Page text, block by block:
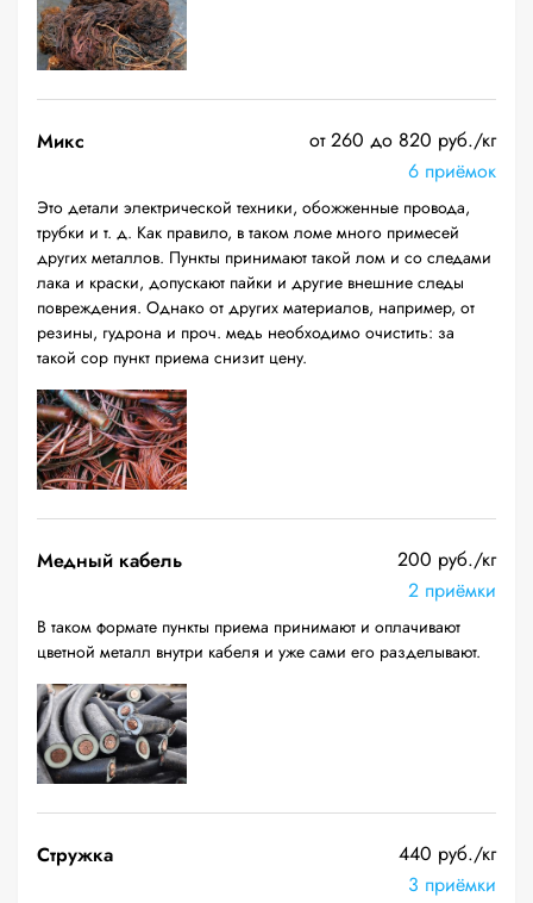
Микс
от 260 до 820 руб./кг
6 приёмок
Это детали электрической техники, обожженные провода,
трубки и т. д. Как правило, в таком ломе много примесей
других металлов. Пункты принимают такой лом и со следами
лака и краски, допускают пайки и другие внешние следы
повреждения. Однако от других материалов, например, от
резины, гудрона и проч. медь необходимо очистить: за
такой сор пункт приема снизит цену.
Медный кабель
200 руб./кг
2 приёмки
В таком формате пункты приема принимают и оплачивают
цветной металл внутри кабеля и уже сами его разделывают.
Стружка
440 руб./кг
3 приёмки